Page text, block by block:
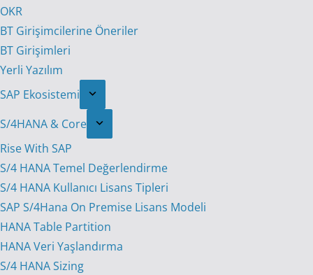
OKR
BT Girişimcilerine Öneriler
BT Girişimleri
Yerli Yazılım
SAP Ekosistemi
S/4HANA & Core
Rise With SAP
S/4 HANA Temel Değerlendirme
S/4 HANA Kullanıcı Lisans Tipleri
SAP S/4Hana On Premise Lisans Modeli
HANA Table Partition
HANA Veri Yaşlandırma
S/4 HANA Sizing